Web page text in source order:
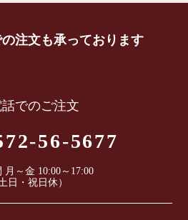
注文も承っております
でのご注文
56-5677
月～金 10:00～17:00
土日・祝日休）